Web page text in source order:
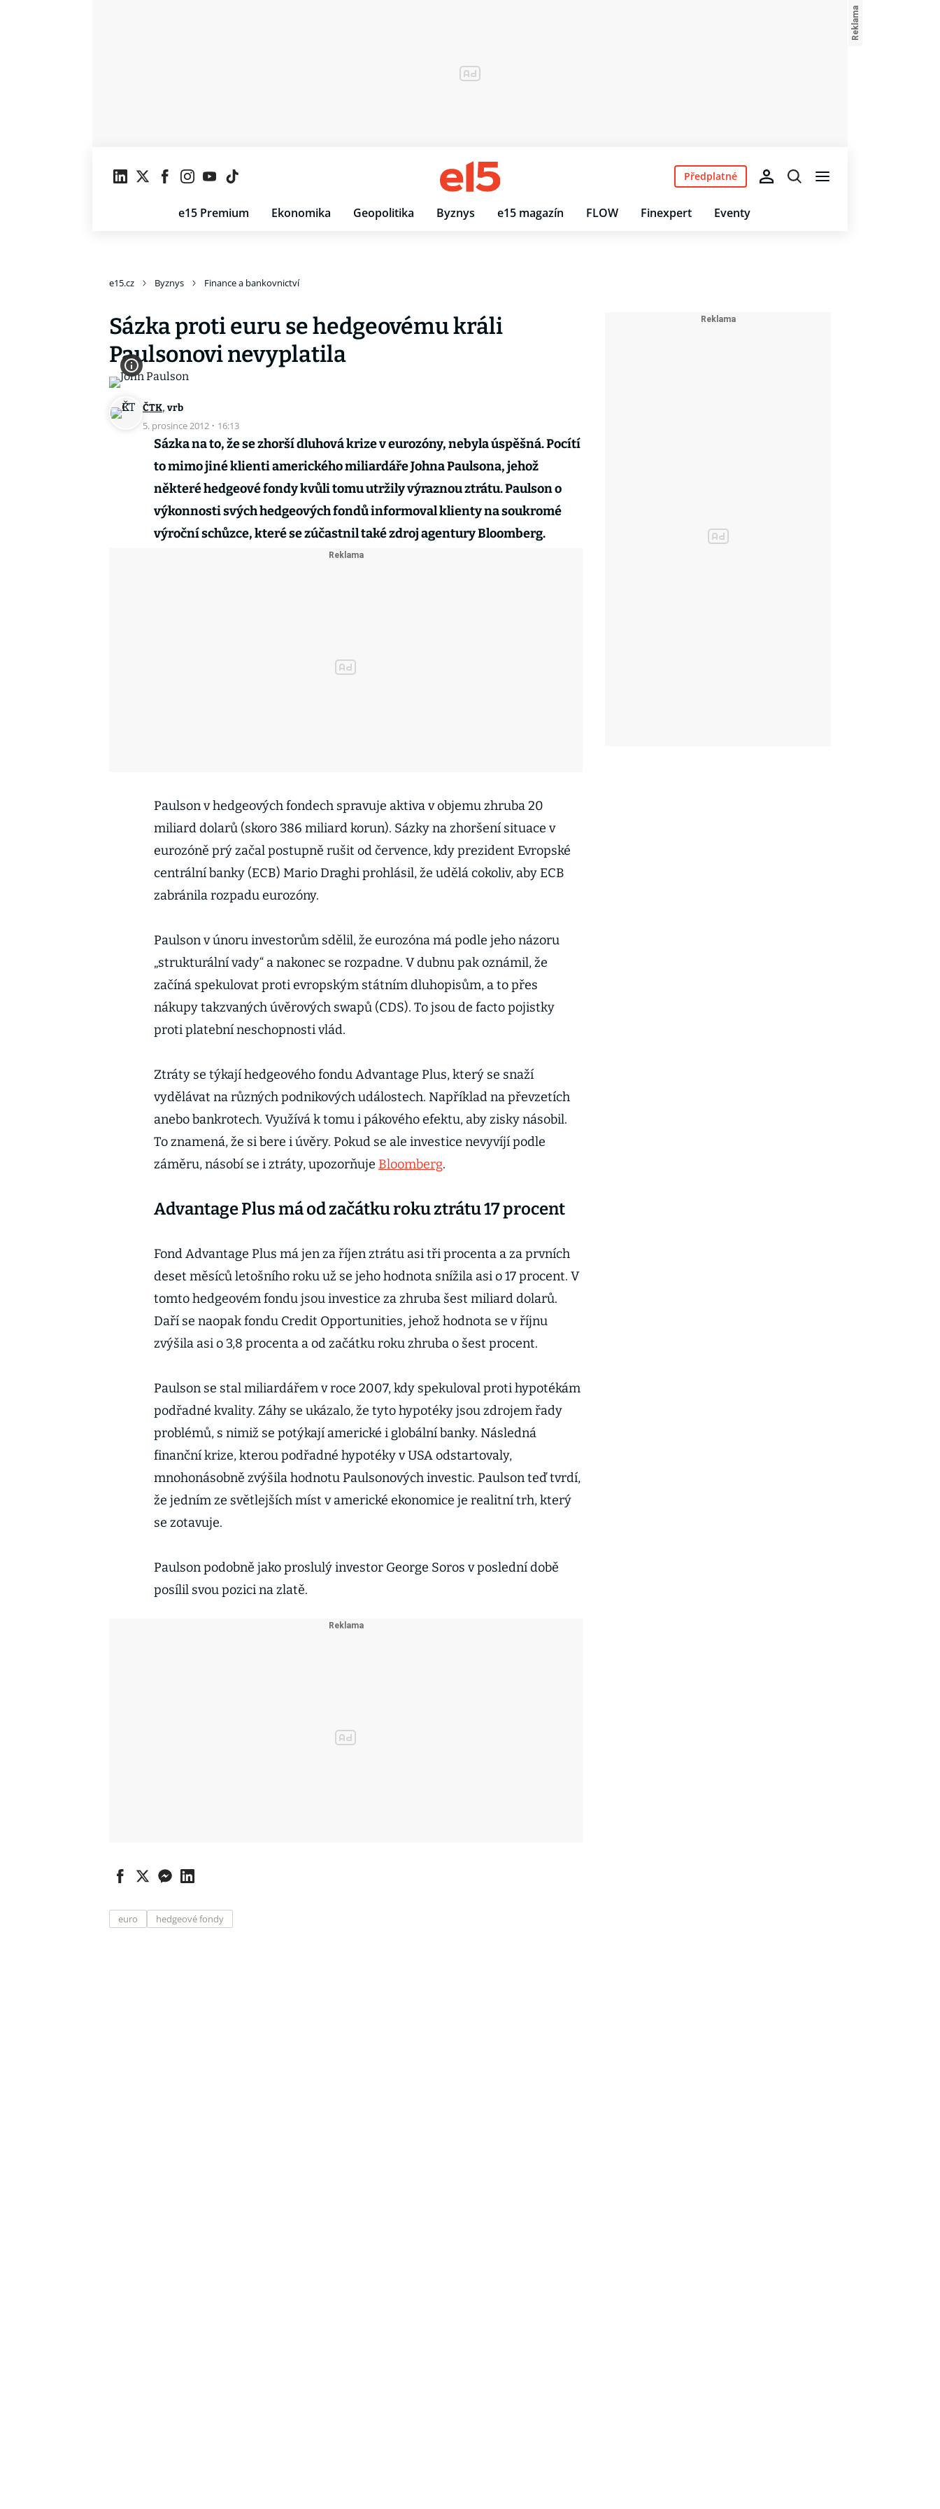
e15 Premium Ekonomika Geopolitika Byznys e15 magazín FLOW Finexpert Eventy
Předplatné
e15.cz Byznys Finance a bankovnictví
Sázka proti euru se hedgeovému králi
Paulsonovi nevyplatila
ČTK, vrb
5. prosince 2012 · 16:13
Sázka na to, že se zhorší dluhová krize v eurozóny, nebyla úspěšná. Pocítí
to mimo jiné klienti amerického miliardáře Johna Paulsona, jehož
některé hedgeové fondy kvůli tomu utržily výraznou ztrátu. Paulson o
výkonnosti svých hedgeových fondů informoval klienty na soukromé
výroční schůzce, které se zúčastnil také zdroj agentury Bloomberg.
Paulson v hedgeových fondech spravuje aktiva v objemu zhruba 20
miliard dolarů (skoro 386 miliard korun). Sázky na zhoršení situace v
eurozóně prý začal postupně rušit od července, kdy prezident Evropské
centrální banky (ECB) Mario Draghi prohlásil, že udělá cokoliv, aby ECB
zabránila rozpadu eurozóny.
Paulson v únoru investorům sdělil, že eurozóna má podle jeho názoru
„strukturální vady“ a nakonec se rozpadne. V dubnu pak oznámil, že
začíná spekulovat proti evropským státním dluhopisům, a to přes
nákupy takzvaných úvěrových swapů (CDS). To jsou de facto pojistky
proti platební neschopnosti vlád.
Ztráty se týkají hedgeového fondu Advantage Plus, který se snaží
vydělávat na různých podnikových událostech. Například na převzetích
anebo bankrotech. Využívá k tomu i pákového efektu, aby zisky násobil.
To znamená, že si bere i úvěry. Pokud se ale investice nevyvíjí podle
záměru, násobí se i ztráty, upozorňuje Bloomberg.
Advantage Plus má od začátku roku ztrátu 17 procent
Fond Advantage Plus má jen za říjen ztrátu asi tři procenta a za prvních
deset měsíců letošního roku už se jeho hodnota snížila asi o 17 procent. V
tomto hedgeovém fondu jsou investice za zhruba šest miliard dolarů.
Daří se naopak fondu Credit Opportunities, jehož hodnota se v říjnu
zvýšila asi o 3,8 procenta a od začátku roku zhruba o šest procent.
Paulson se stal miliardářem v roce 2007, kdy spekuloval proti hypotékám
podřadné kvality. Záhy se ukázalo, že tyto hypotéky jsou zdrojem řady
problémů, s nimiž se potýkají americké i globální banky. Následná
finanční krize, kterou podřadné hypotéky v USA odstartovaly,
mnohonásobně zvýšila hodnotu Paulsonových investic. Paulson teď tvrdí,
že jedním ze světlejších míst v americké ekonomice je realitní trh, který
se zotavuje.
Paulson podobně jako proslulý investor George Soros v poslední době
posílil svou pozici na zlatě.
euro hedgeové fondy